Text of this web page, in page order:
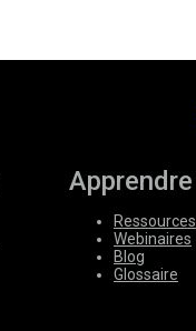
Apprendre
Ressources
Webinaires
Blog
Glossaire